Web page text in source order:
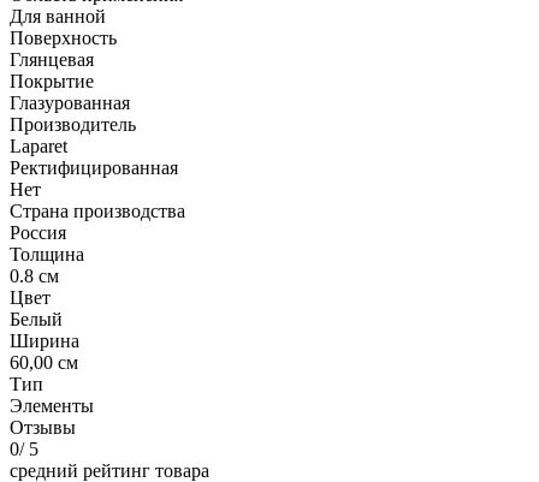
Для ванной
Поверхность
Глянцевая
Покрытие
Глазурованная
Производитель
Laparet
Ректифицированная
Нет
Страна производства
Россия
Толщина
0.8 см
Цвет
Белый
Ширина
60,00 см
Тип
Элементы
Отзывы
0/ 5
средний рейтинг товара